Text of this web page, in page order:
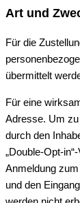
Art und
Für die
übermittelt
Für eine
Adresse. Um
durch den
„Double-Opt-
Anmeldung
und den